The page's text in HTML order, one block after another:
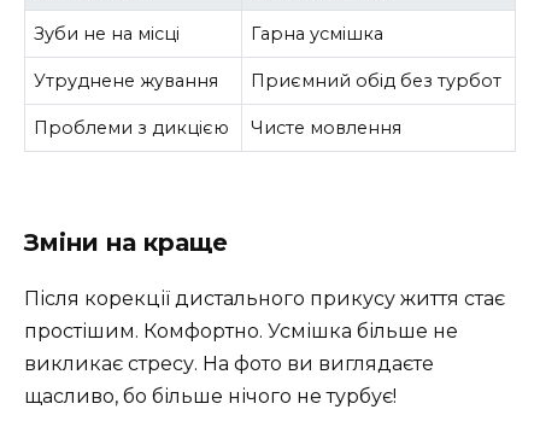
Зуби не на місці Гарна усмішка
Утруднене жування Приємний обід без турбот
Проблеми з дикцією Чисте мовлення
Зміни на краще
Після корекції дистального прикусу життя стає
простішим. Комфортно. Усмішка більше не
викликає стресу. На фото ви виглядаєте
щасливо, бо більше нічого не турбує!